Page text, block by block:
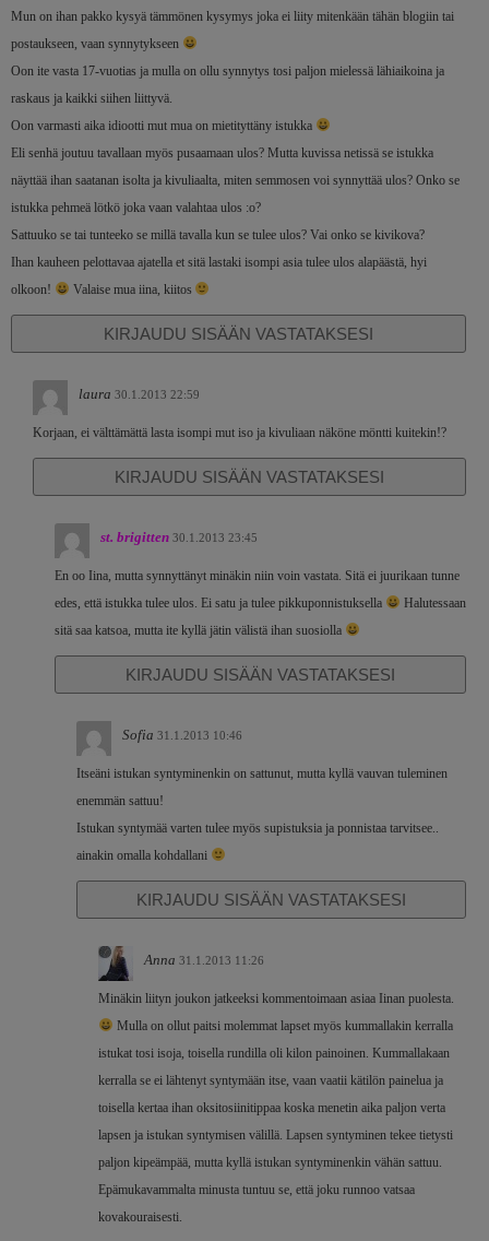
Mun on ihan pakko kysyä tämmönen kysymys joka ei liity mitenkään tähän blogiin tai
postaukseen, vaan synnytykseen
Oon ite vasta 17-vuotias ja mulla on ollu synnytys tosi paljon mielessä lähiaikoina ja
raskaus ja kaikki siihen liittyvä.
Oon varmasti aika idiootti mut mua on mietityttäny istukka
Eli senhä joutuu tavallaan myös pusaamaan ulos? Mutta kuvissa netissä se istukka
näyttää ihan saatanan isolta ja kivuliaalta, miten semmosen voi synnyttää ulos? Onko se
istukka pehmeä lötkö joka vaan valahtaa ulos :o?
Sattuuko se tai tunteeko se millä tavalla kun se tulee ulos? Vai onko se kivikova?
Ihan kauheen pelottavaa ajatella et sitä lastaki isompi asia tulee ulos alapäästä, hyi
olkoon!
Valaise mua iina, kiitos
KIRJAUDU SISÄÄN VASTATAKSESI
laura 30.1.2013 22:59
Korjaan, ei välttämättä lasta isompi mut iso ja kivuliaan näköne möntti kuitekin!?
KIRJAUDU SISÄÄN VASTATAKSESI
st. brigitten 30.1.2013 23:45
En oo Iina, mutta synnyttänyt minäkin niin voin vastata. Sitä ei juurikaan tunne
edes, että istukka tulee ulos. Ei satu ja tulee pikkuponnistuksella
Halutessaan
sitä saa katsoa, mutta ite kyllä jätin välistä ihan suosiolla
KIRJAUDU SISÄÄN VASTATAKSESI
Sofia 31.1.2013 10:46
Itseäni istukan syntyminenkin on sattunut, mutta kyllä vauvan tuleminen
enemmän sattuu!
Istukan syntymää varten tulee myös supistuksia ja ponnistaa tarvitsee..
ainakin omalla kohdallani
KIRJAUDU SISÄÄN VASTATAKSESI
Anna 31.1.2013 11:26
Minäkin liityn joukon jatkeeksi kommentoimaan asiaa Iinan puolesta.
Mulla on ollut paitsi molemmat lapset myös kummallakin kerralla
istukat tosi isoja, toisella rundilla oli kilon painoinen. Kummallakaan
kerralla se ei lähtenyt syntymään itse, vaan vaatii kätilön painelua ja
toisella kertaa ihan oksitosiinitippaa koska menetin aika paljon verta
lapsen ja istukan syntymisen välillä. Lapsen syntyminen tekee tietysti
paljon kipeämpää, mutta kyllä istukan syntyminenkin vähän sattuu.
Epämukavammalta minusta tuntuu se, että joku runnoo vatsaa
kovakouraisesti.